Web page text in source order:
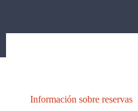
Información sobre reservas